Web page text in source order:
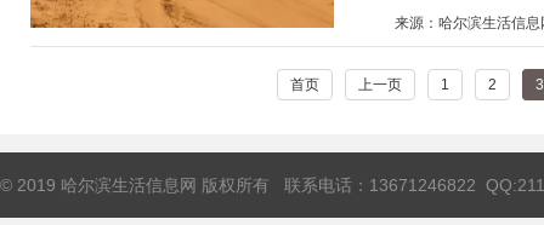
来源：哈尔滨生活信息
首页 上一页 1 2 3
© 2019 哈尔滨生活信息网 版权所有 联系电话：13671246822